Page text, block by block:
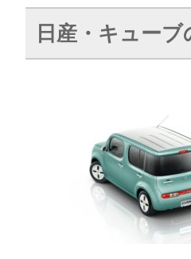
日産・キューブ